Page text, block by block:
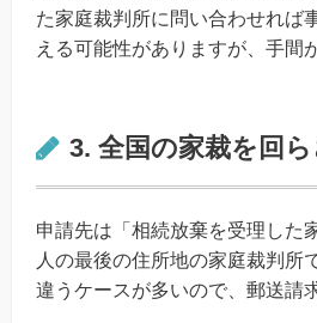
た家庭裁判所に問い合わせれば
える可能性がありますが、手間
3. 全国の家裁を回
申請先は「相続放棄を受理した
人の最後の住所地の家庭裁判所
違うケースが多いので、郵送請